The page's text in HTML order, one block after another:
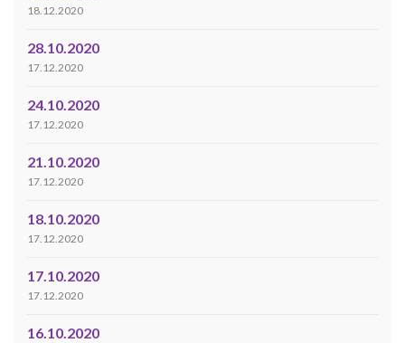
18.12.2020
28.10.2020
17.12.2020
24.10.2020
17.12.2020
21.10.2020
17.12.2020
18.10.2020
17.12.2020
17.10.2020
17.12.2020
16.10.2020